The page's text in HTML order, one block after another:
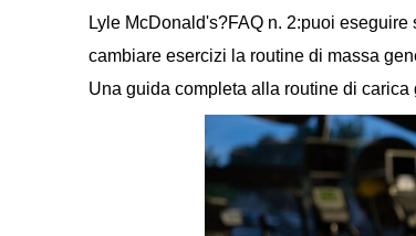
Lyle McDonald's?FAQ n. 2:puoi
cambiare esercizi la routine di massa
Una guida completa alla routine di